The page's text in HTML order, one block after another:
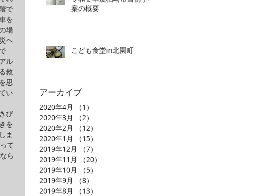
で
を
場
ヘ
ル
救
思
い
び
を
ま
て
ら
案の概要
こども食堂in北園町
アーカイブ
2020年4月 （1）
2020年3月
（2）
2020年2月
（12）
2020年1月
（15）
2019年12月
（7）
2019年11月
（20）
2019年10月
（5）
2019年9月
（8）
2019年8月
（13）